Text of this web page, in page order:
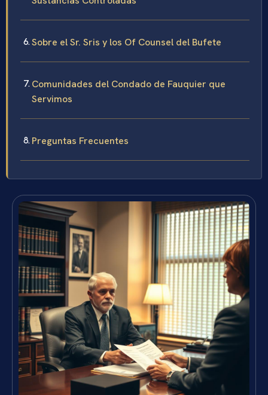
Sobre el Sr. Sris y los Of Counsel del Bufete
Comunidades del Condado de Fauquier que
Servimos
Preguntas Frecuentes